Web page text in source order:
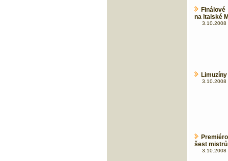
na italské
3.10.2008
3.10.2008
šest
3.10.2008